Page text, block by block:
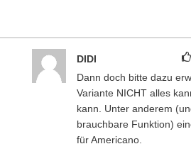
DIDI
Dann doch bitte dazu
Variante NICHT alles
kann. Unter anderem
brauchbare Funktion)
für Americano.